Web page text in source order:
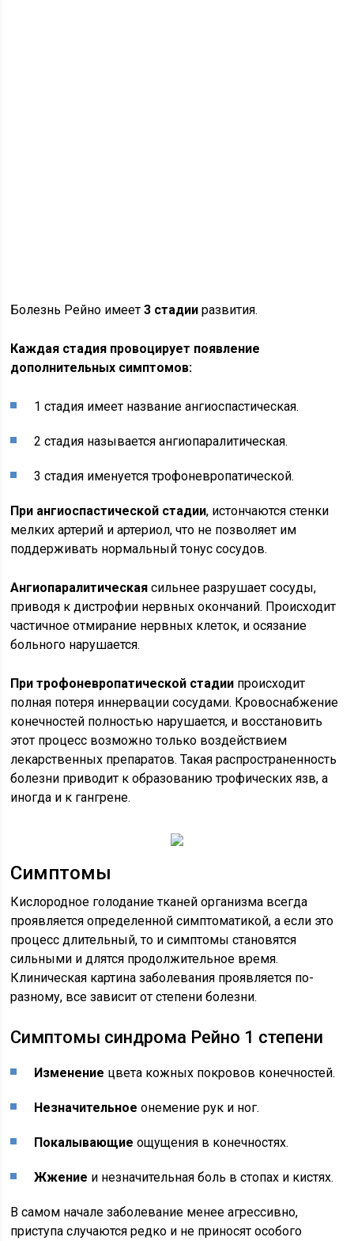
Болезнь Рейно имеет 3 стадии развития.
Каждая стадия провоцирует появление
дополнительных симптомов:
1 стадия имеет название ангиоспастическая.
2 стадия называется ангиопаралитическая.
3 стадия именуется трофоневропатической.
При ангиоспастической стадии, истончаются стенки
мелких артерий и артериол, что не позволяет им
поддерживать нормальный тонус сосудов.
Ангиопаралитическая сильнее разрушает сосуды,
приводя к дистрофии нервных окончаний. Происходит
частичное отмирание нервных клеток, и осязание
больного нарушается.
При трофоневропатической стадии происходит
полная потеря иннервации сосудами. Кровоснабжение
конечностей полностью нарушается, и восстановить
этот процесс возможно только воздействием
лекарственных препаратов. Такая распространенность
болезни приводит к образованию трофических язв, а
иногда и к гангрене.
Симптомы
Кислородное голодание тканей организма всегда
проявляется определенной симптоматикой, а если это
процесс длительный, то и симптомы становятся
сильными и длятся продолжительное время.
Клиническая картина заболевания проявляется по-
разному, все зависит от степени болезни.
Симптомы синдрома Рейно 1 степени
Изменение цвета кожных покровов конечностей.
Незначительное онемение рук и ног.
Покалывающие ощущения в конечностях.
Жжение и незначительная боль в стопах и кистях.
В самом начале заболевание менее агрессивно,
приступа случаются редко и не приносят особого